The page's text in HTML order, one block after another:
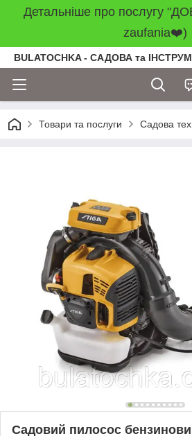
Детальніше про послугу
zaufania❤️)
BULATOCHKA - САДОВА та
Товари та послуги Садова
Садовий пилосос